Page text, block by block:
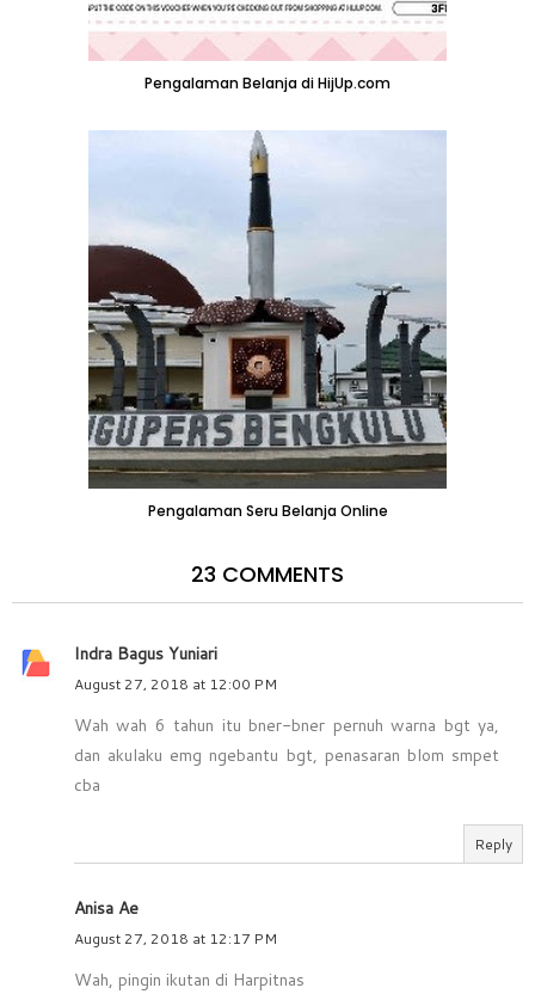
Pengalaman Belanja di HijUp.com
Pengalaman Seru Belanja Online
23 COMMENTS
Indra Bagus Yuniari
August 27, 2018 at 12:00 PM
Wah wah 6 tahun itu bner-bner pernuh warna bgt ya,
dan akulaku emg ngebantu bgt, penasaran blom smpet
cba
Reply
Anisa Ae
August 27, 2018 at 12:17 PM
Wah, pingin ikutan di Harpitnas